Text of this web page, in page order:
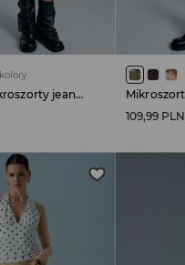
kolory
Grafitowe mikroszorty jeansowe low waist
109,99 PLN